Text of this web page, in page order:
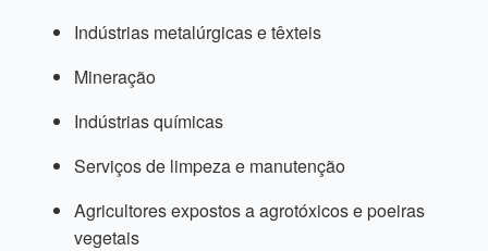
Indústrias metalúrgicas e têxteis
Mineração
Indústrias químicas
Serviços de limpeza e manutenção
Agricultores expostos a agrotóxicos e poeiras
vegetais